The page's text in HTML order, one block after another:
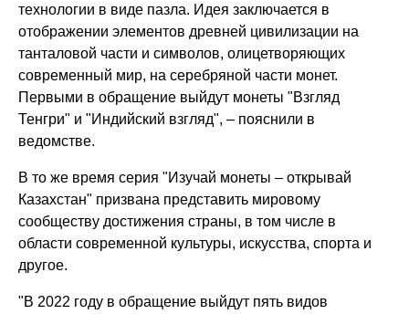
технологии в виде пазла. Идея заключается в
отображении элементов древней цивилизации на
танталовой части и символов, олицетворяющих
современный мир, на серебряной части монет.
Первыми в обращение выйдут монеты "Взгляд
Тенгри" и "Индийский взгляд", – пояснили в
ведомстве.
В то же время серия "Изучай монеты – открывай
Казахстан" призвана представить мировому
сообществу достижения страны, в том числе в
области современной культуры, искусства, спорта и
другое.
"В 2022 году в обращение выйдут пять видов